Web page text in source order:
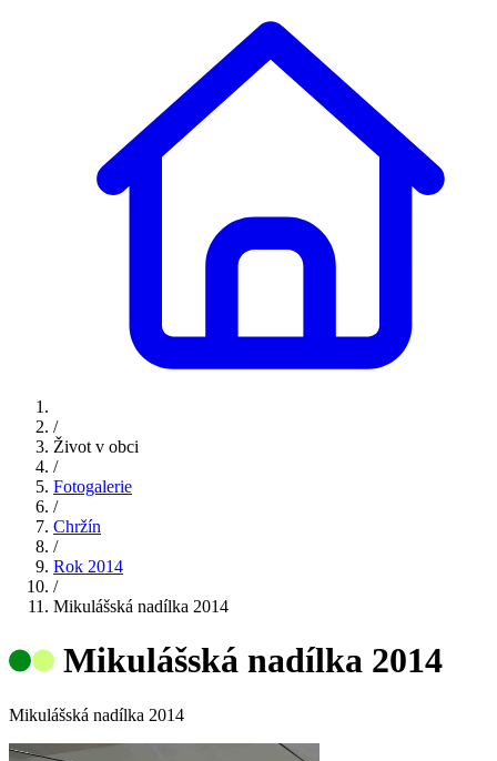
/
Život v obci
/
Fotogalerie
/
Chržín
/
Rok 2014
/
Mikulášská nadílka 2014
Mikulášská nadílka 2014
Mikulášská nadílka 2014